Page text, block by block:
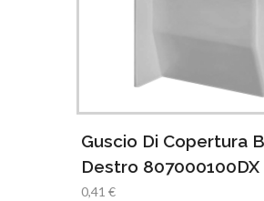
Guscio Di Copertura
Destro 807000100DX
0,41 €